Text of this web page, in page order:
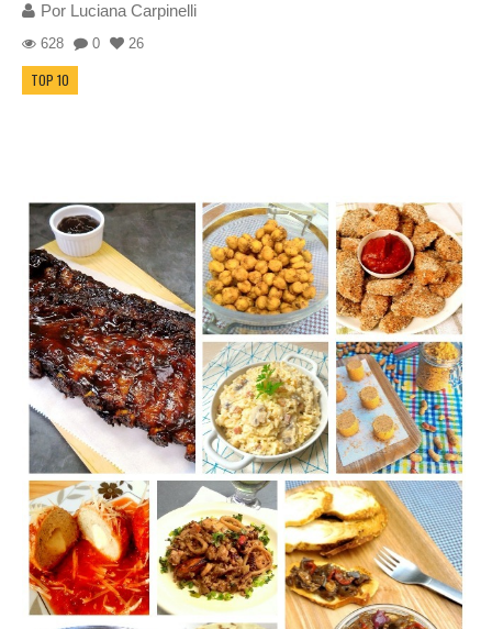
Por Luciana Carpinelli
628 0 26
TOP 10